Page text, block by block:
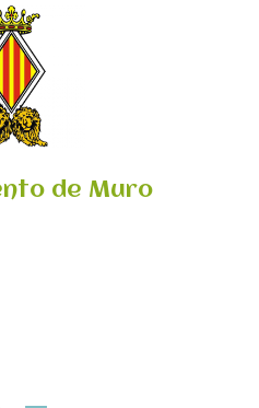
de Muro